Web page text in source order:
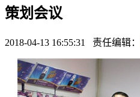
策划会议
2018-04-13 16:55:31 责任编辑：